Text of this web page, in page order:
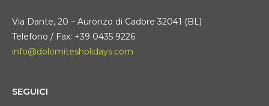
Via Dante, 20 – Auronzo di Cadore 32041 (BL)
Telefono / Fax: +39 0435 9226
info@dolomitesholidays.com
SEGUICI